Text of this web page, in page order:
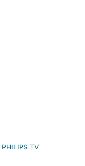
PHILIPS TV